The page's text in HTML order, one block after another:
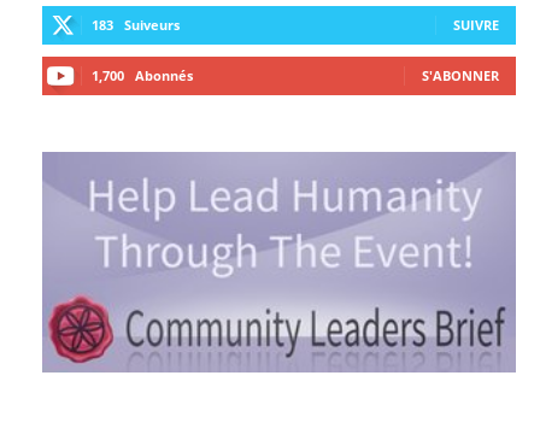
183 Suiveurs SUIVRE
1,700 Abonnés S'ABONNER